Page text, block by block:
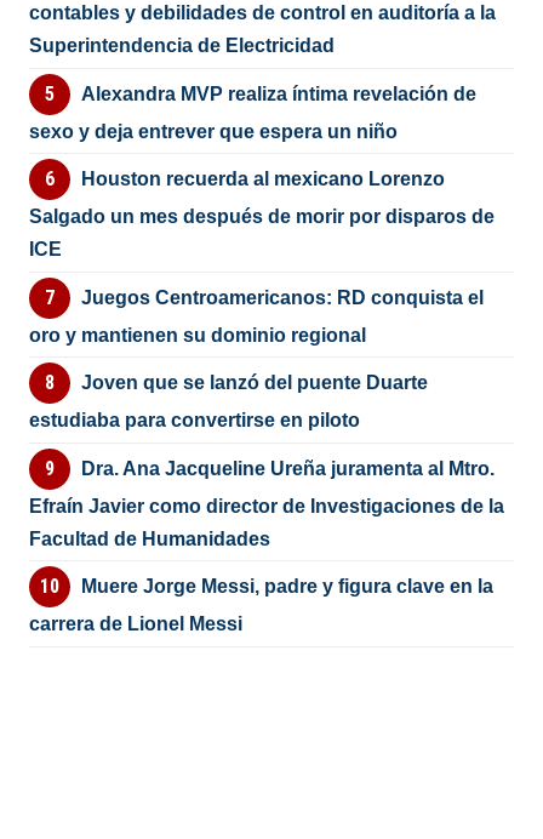
contables y debilidades de control en auditoría a la
Superintendencia de Electricidad
Alexandra MVP realiza íntima revelación de
sexo y deja entrever que espera un niño
Houston recuerda al mexicano Lorenzo
Salgado un mes después de morir por disparos de
ICE
Juegos Centroamericanos: RD conquista el
oro y mantienen su dominio regional
Joven que se lanzó del puente Duarte
estudiaba para convertirse en piloto
Dra. Ana Jacqueline Ureña juramenta al Mtro.
Efraín Javier como director de Investigaciones de la
Facultad de Humanidades
Muere Jorge Messi, padre y figura clave en la
carrera de Lionel Messi